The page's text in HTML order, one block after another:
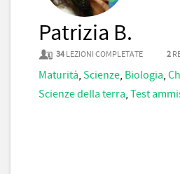
Patrizia B.
34 LEZIONI COMPLETATE 2
Maturità, Scienze, Biologia,
Scienze della terra, Test